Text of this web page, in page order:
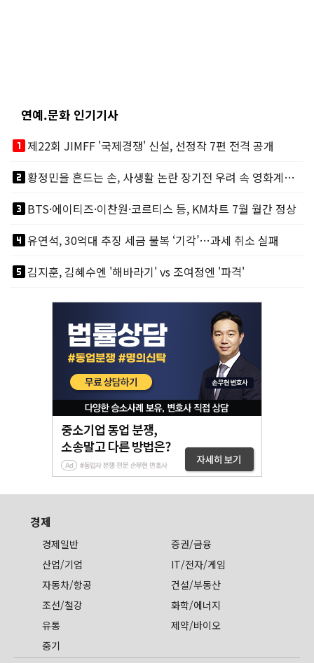
연예.문화 인기기사
looks_one제22회 JIMFF '국제경쟁' 신설, 선정작 7편 전격 공개
looks_two
황정민을 흔드는 손, 사생활 논란 장기전 우려 속 영화계도 리스크
looks_3BTS·에이티즈·이찬원·코르티스 등, KM차트 7월 월간 정상
looks_4유연석, 30억대 추징 세금 불복 ‘기각’…과세 취소 실패
looks_5김지훈, 김혜수엔 '해바라기' vs 조여정엔 '파격'
경제
경제일반
증권/금융
산업/기업
IT/전자/게임
자동차/항공
건설/부동산
조선/철강
화학/에너지
유통
제약/바이오
중기